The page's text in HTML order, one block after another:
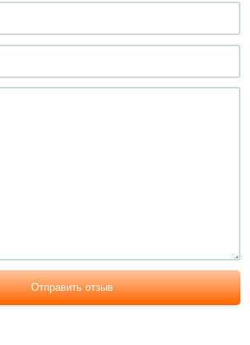
Отправить отзыв